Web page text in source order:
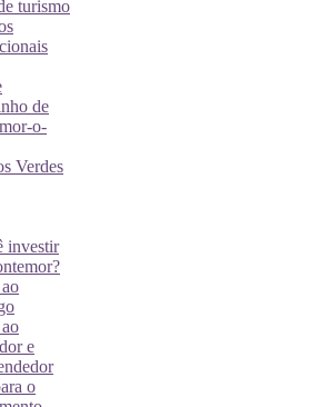
turismo
de
o-
Verdes
investir
e
o